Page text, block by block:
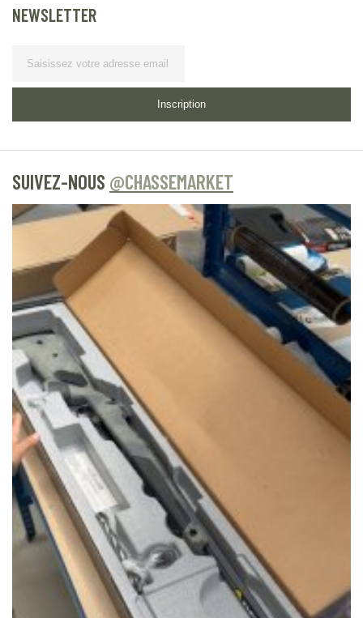
NEWSLETTER
Inscription
SUIVEZ-NOUS @CHASSEMARKET